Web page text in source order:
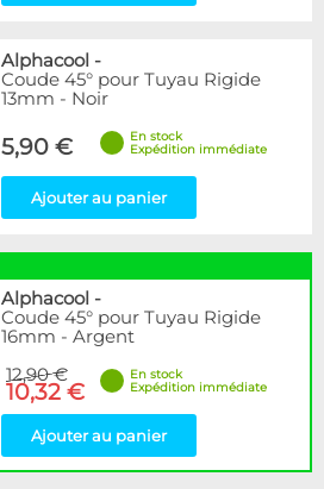
Alphacool -
Coude 45° pour Tuyau Rigide
13mm - Noir
5,90 €
En stock
Expédition immédiate
Ajouter au panier
Alphacool -
Coude 45° pour Tuyau Rigide
16mm - Argent
12,90 €
10,32 €
En stock
Expédition immédiate
Ajouter au panier